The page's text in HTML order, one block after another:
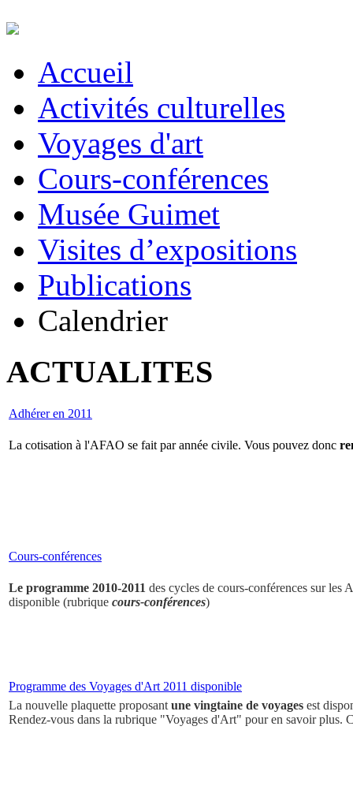
Accueil
Activités culturelles
Voyages d'art
Cours-conférences
Musée Guimet
Visites d’expositions
Publications
Calendrier
ACTUALITES
Adhérer en 2011
La cotisation à l'AFAO se fait par année civile. Vous pouvez donc
Cours-conférences
Le programme 2010-2011 des cycles de cours-conférences sur
disponible (rubrique cours-conférences)
Programme des Voyages d'Art 2011 disponible
La nouvelle plaquette proposantune vingtaine de voyages est
Rendez-vous dans la rubrique "Voyages d'Art" pour en savoir plus.